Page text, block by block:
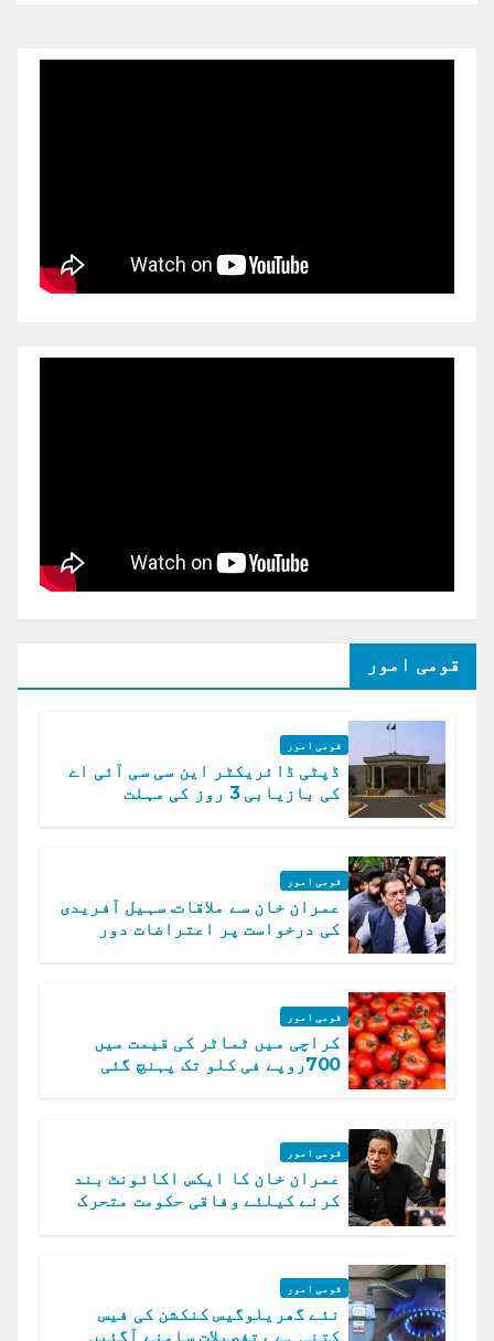
قومی امور
قومی امور
ڈپٹی ڈائریکٹر این سی سی آئی اے
کی بازیابی 3 روز کی مہلت
قومی امور
عمران خان سے ملاقات. سہیل آفریدی
کی درخواست پر اعتراضات دور
قومی امور
کراچی میں ٹماٹر کی قیمت میں
700روپے فی کلو تک پہنچ گئی
قومی امور
عمران خان کا ایکس اکائونٹ بند
کرنے کیلئے وفاقی حکومت متحرک
قومی امور
نئے گھریلوگیس کنکشن کی فیس
کتنی ہے ،تفصیلات سامنے آگئیں